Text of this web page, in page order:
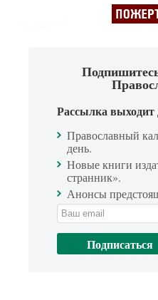
Рассылка выходит
Православный
день.
Новые книги
странник».
Анонсы